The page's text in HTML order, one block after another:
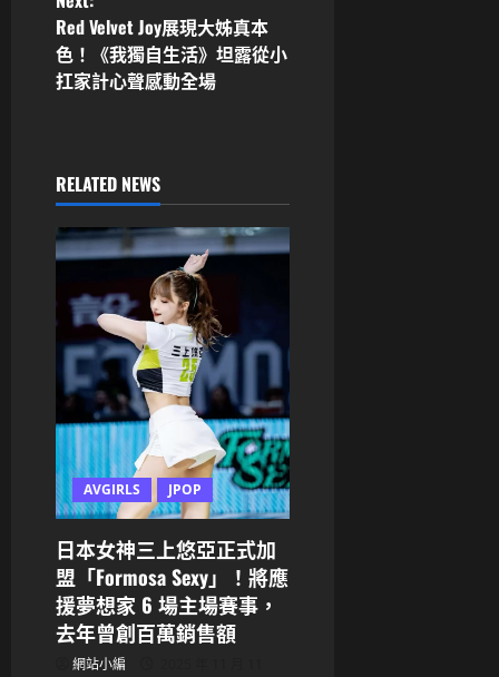
t
n
i
g
a
t
i
o
n
Red Velvet Joy展現大姊真本
色！《我獨自生活》坦露從小
扛家計心聲感動全場
RELATED NEWS
AVGIRLS JPOP
日本女神三上悠亞正式加
盟「Formosa Sexy」！將應
援夢想家 6 場主場賽事，
去年曾創百萬銷售額
網站小編